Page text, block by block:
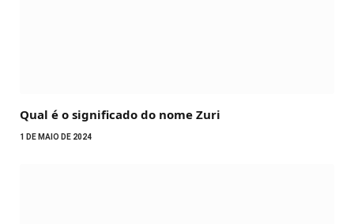
Qual é o significado do nome Zuri
1 DE MAIO DE 2024